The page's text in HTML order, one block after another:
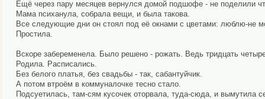
Ещё через пару месяцев вернулся домой подшофе - не поделили
Мама психанула, собрала вещи, и была такова.
Все следующие дни он стоял под её окнами с цветами: люблю-не
Простила.
Вскоре забеременела. Было решено - рожать. Ведь тридцать
Родила. Расписались.
Без белого платья, без свадьбы - так, сабантуйчик.
А потом втроём в коммуналочке тесно стало.
Подсуетилась, там-сям кусочек оторвала, туда-сюда, и вымутила